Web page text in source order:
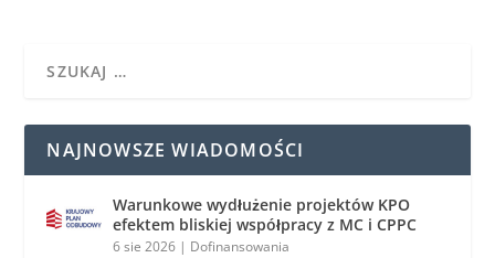
NAJNOWSZE WIADOMOŚCI
Warunkowe wydłużenie projektów KPO
efektem bliskiej współpracy z MC i CPPC
6 sie 2026 | Dofinansowania